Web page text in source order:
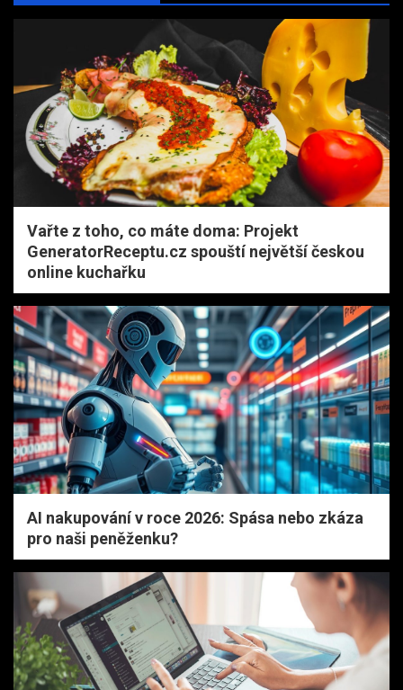
Vařte z toho, co máte doma: Projekt
GeneratorReceptu.cz spouští největší českou
online kuchařku
AI nakupování v roce 2026: Spása nebo zkáza
pro naši peněženku?